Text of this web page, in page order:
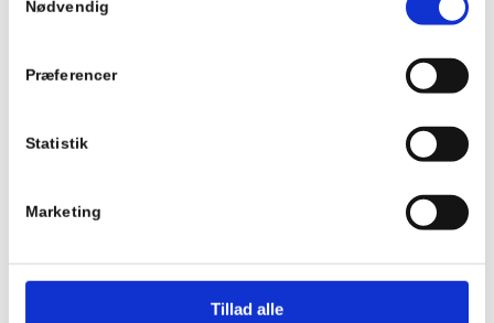
Nødvendig
Præferencer
Statistik
Marketing
Tillad alle
Hvor: Mullerup Strandvej, Slagelse,
Færdiggørelse: Forår 2026
Schüco produkter: